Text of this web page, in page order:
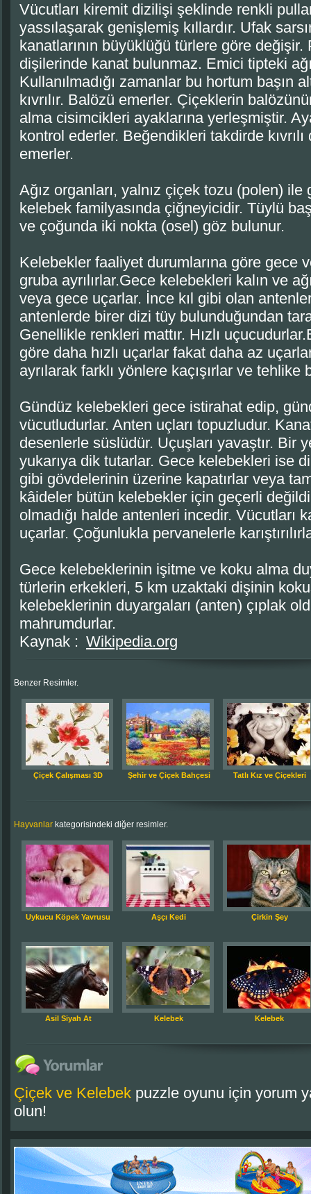
Vücutları kiremit dizilişi şeklinde renkli
yassılaşarak genişlemiş kıllardır. Ufak
kanatlarının büyüklüğü türlere göre
dişilerinde kanat bulunmaz. Emici tipteki
Kullanılmadığı zamanlar bu hortum başın
kıvrılır. Balözü emerler. Çiçeklerin
alma cisimcikleri ayaklarına yerleşmiştir.
kontrol ederler. Beğendikleri takdirde
emerler.
Ağız organları, yalnız çiçek tozu (polen)
kelebek familyasında çiğneyicidir. Tüylü
ve çoğunda iki nokta (osel) göz bulunur.
Kelebekler faaliyet durumlarına göre gece
gruba ayrılırlar.Gece kelebekleri kalın ve
veya gece uçarlar. İnce kıl gibi olan
antenlerde birer dizi tüy bulunduğundan
Genellikle renkleri mattır. Hızlı
göre daha hızlı uçarlar fakat daha az
ayrılarak farklı yönlere kaçışırlar ve
Gündüz kelebekleri gece istirahat edip,
vücutludurlar. Anten uçları topuzludur.
desenlerle süslüdür. Uçuşları yavaştır. Bir
yukarıya dik tutarlar. Gece kelebekleri ise
gibi gövdelerinin üzerine kapatırlar veya
kâideler bütün kelebekler için geçerli
olmadığı halde antenleri incedir. Vücutları
uçarlar. Çoğunlukla pervanelerle
Gece kelebeklerinin işitme ve koku alma
türlerin erkekleri, 5 km uzaktaki dişinin
kelebeklerinin duyargaları (anten) çıplak
mahrumdurlar.
Kaynak : Wikipedia.org
Benzer Resimler.
Çiçek Çalışması 3D Şehir ve Çiçek Bahçesi Tatlı Kız ve Çiçekleri
Hayvanlar kategorisindeki diğer resimler.
Uykucu Köpek Yavrusu Aşçı Kedi Çirkin Şey
Asil Siyah At Kelebek Kelebek
Çiçek ve Kelebek puzzle oyunu için yorum
olun!